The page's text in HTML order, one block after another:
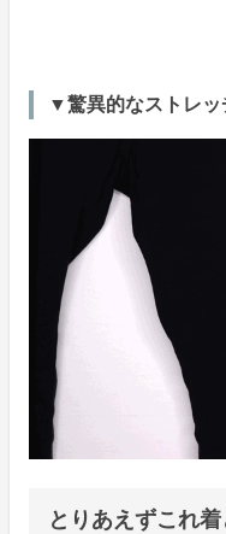
▼驚異的なストレッ
とりあえずこれ